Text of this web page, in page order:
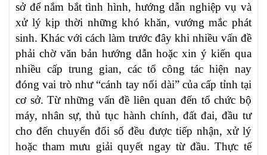
sở để nắm bắt tình hình, hướng dẫn nghiệp vụ và
xử lý kịp thời những khó khăn, vướng mắc phát
sinh. Khác với cách làm trước đây khi nhiều vấn đề
phải chờ văn bản hướng dẫn hoặc xin ý kiến qua
nhiều cấp trung gian, các tổ công tác hiện nay
đóng vai trò như “cánh tay nối dài” của cấp tỉnh tại
cơ sở. Từ những vấn đề liên quan đến tổ chức bộ
máy, nhân sự, thủ tục hành chính, đất đai, đầu tư
cho đến chuyển đổi số đều được tiếp nhận, xử lý
hoặc tham mưu giải quyết ngay từ đầu. Thực tế